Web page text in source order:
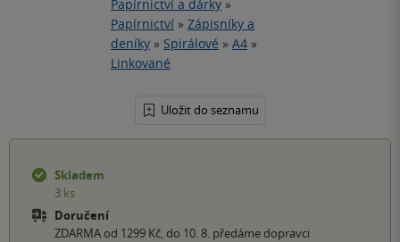
Papírnictví a dárky »
Papírnictví » Zápisníky a
deníky » Spirálové » A4 »
Linkované
Uložit do seznamu
Skladem
3 ks
Doručení
ZDARMA od 1299 Kč, do 10. 8. předáme dopravci